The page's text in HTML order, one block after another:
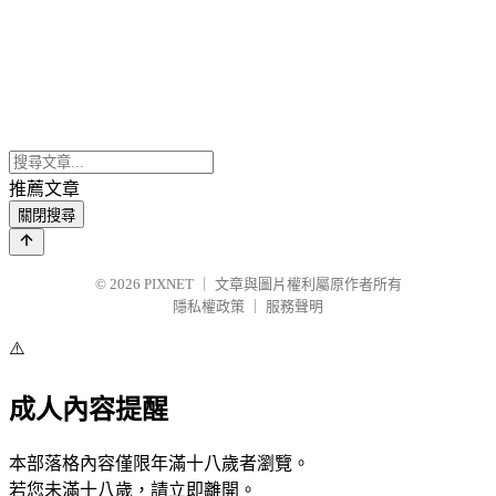
推薦文章
關閉搜尋
© 2026 PIXNET
文章與圖片權利屬原作者所有
隱私權政策
服務聲明
⚠️
成人內容提醒
本部落格內容僅限年滿十八歲者瀏覽。
若您未滿十八歲，請立即離開。